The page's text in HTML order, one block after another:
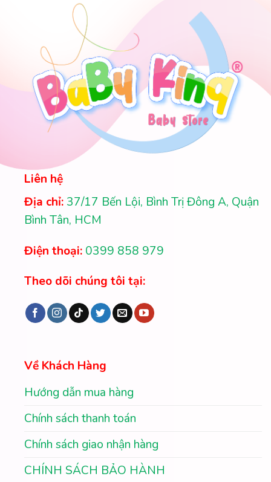
Liên hệ
Địa chỉ: 37/17 Bến Lội, Bình Trị Đông A, Quận
Bình Tân, HCM
Điện thoại: 0399 858 979
Theo dõi chúng tôi tại:
Về Khách Hàng
Hướng dẫn mua hàng
Chính sách thanh toán
Chính sách giao nhận hàng
CHÍNH SÁCH BẢO HÀNH